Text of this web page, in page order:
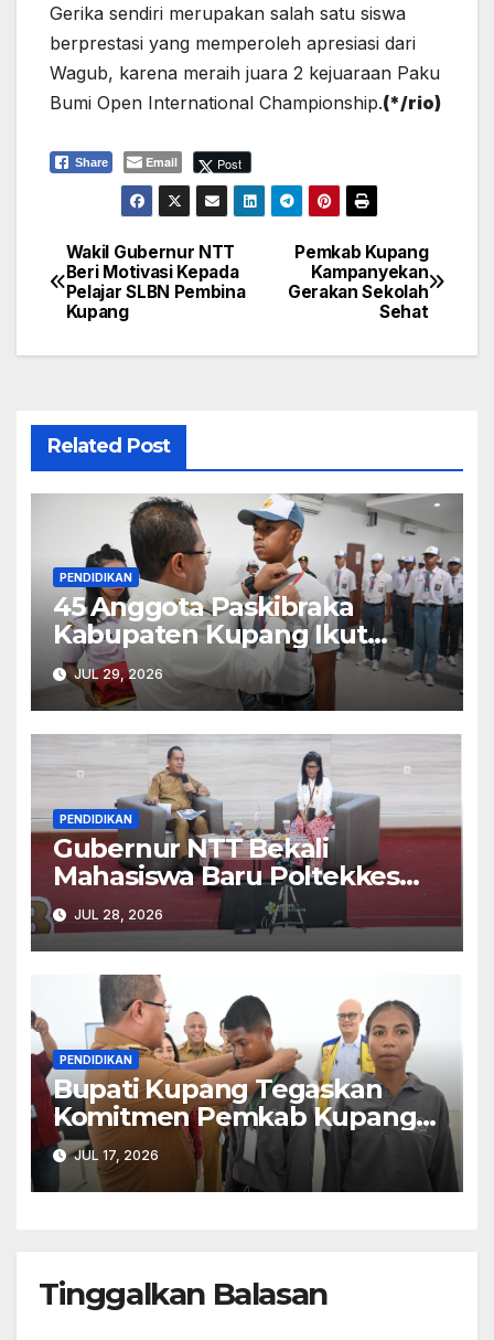
Gerika sendiri merupakan salah satu siswa
berprestasi yang memperoleh apresiasi dari
Wagub, karena meraih juara 2 kejuaraan Paku
Bumi Open International Championship.(*/rio)
Share Email Post
Navigasi
pos
Pemkab Kupang
Kampanyekan
Gerakan Sekolah
Sehat
Wakil Gubernur NTT
Beri Motivasi Kepada
Pelajar SLBN Pembina
Kupang
Related Post
PENDIDIKAN
45 Anggota Paskibraka
Kabupaten Kupang Ikut
Diklat
JUL 29, 2026
PENDIDIKAN
Gubernur NTT Bekali
Mahasiswa Baru Poltekkes
Kemenkes Semangat
Kemanusiaan dan
Pengabdian
JUL 28, 2026
PENDIDIKAN
Bupati Kupang Tegaskan
Komitmen Pemkab Kupang
Dukung Sekolah Rakyat
JUL 17, 2026
Tinggalkan Balasan